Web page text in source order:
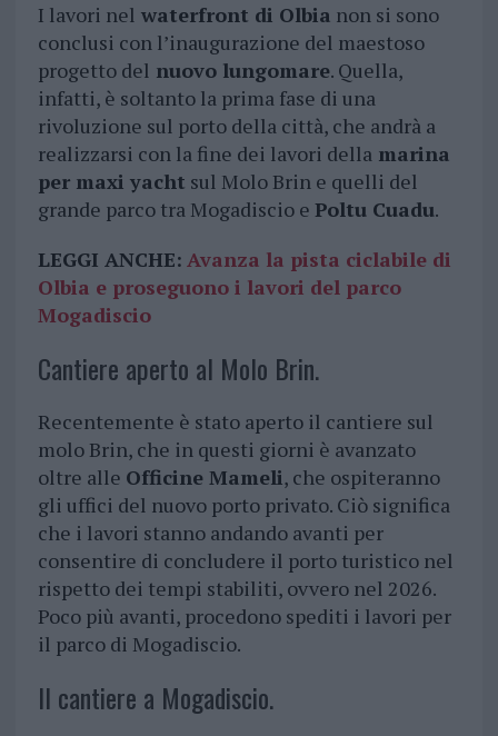
I lavori nel waterfront di Olbia non si sono
conclusi con l’inaugurazione del maestoso
progetto del nuovo lungomare. Quella,
infatti, è soltanto la prima fase di una
rivoluzione sul porto della città, che andrà a
realizzarsi con la fine dei lavori dellamarina
per maxi yacht sul Molo Brin e quelli del
grande parco tra Mogadiscio e Poltu Cuadu.
LEGGI ANCHE: Avanza la pista ciclabile di
Olbia e proseguono i lavori del parco
Mogadiscio
Cantiere aperto al Molo Brin.
Recentemente è stato aperto il cantiere sul
molo Brin, che in questi giorni è avanzato
oltre alle Officine Mameli, che ospiteranno
gli uffici del nuovo porto privato. Ciò significa
che i lavori stanno andando avanti per
consentire di concludere il porto turistico nel
rispetto dei tempi stabiliti, ovvero nel 2026.
Poco più avanti, procedono spediti i lavori per
il parco di Mogadiscio.
Il cantiere a Mogadiscio.